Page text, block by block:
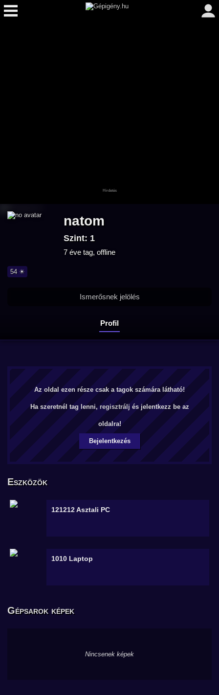
natom
Szint: 1
7 éve tag, offline
54 ☀
Profil
Ismerősnek jelölés
Az oldal ezen része csak a tagok számára látható!
Ha szeretnél tag lenni, regisztrálj és jelentkezz be az
oldalra!
Bejelentkezés
Eszközök
121212Asztali PC
1010 Laptop
Gépsarok képek
Nincsenek képek